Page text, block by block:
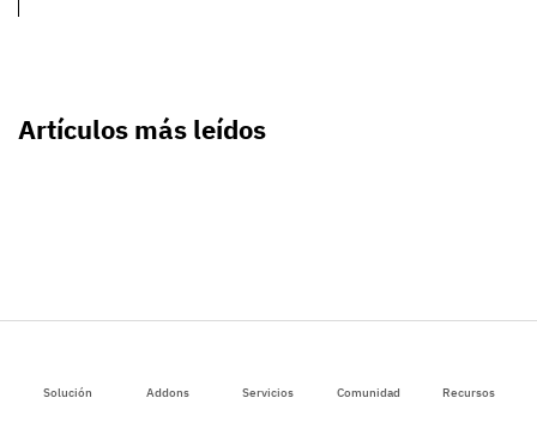
Solución Addons Servicios Comunidad Recursos
Artículos más leídos